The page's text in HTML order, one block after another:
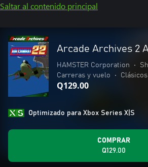
Saltar al contenido principal
Arcade Archives 2
HAMSTER Corporation •
Carreras y vuelo
• Clásicos
Q129.00
Optimizado para Xbox Series X|S
COMPRAR
Q129.00